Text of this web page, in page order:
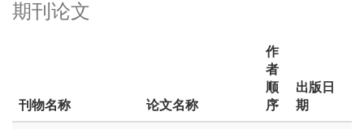
期刊论文
刊物名称 论文名称
作
者
顺
序
出版日
期